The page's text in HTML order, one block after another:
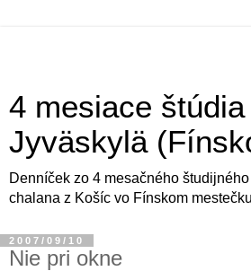
4 mesiace
Jyväskylä
Denníček zo 4 mesačného
chalana z Košíc vo Fínskom
2007/09/10
Nie pri okne